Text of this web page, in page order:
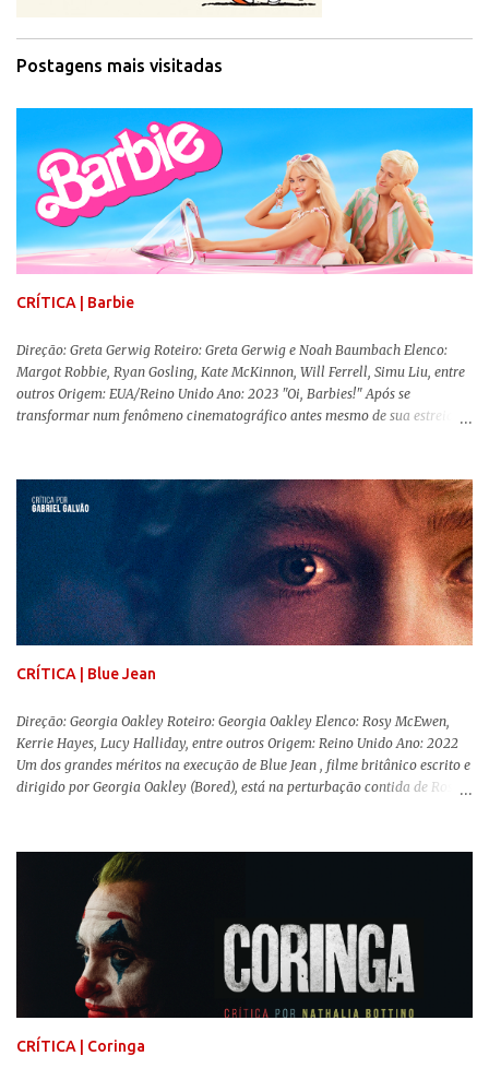
Postagens mais visitadas
CRÍTICA | Barbie
Direção: Greta Gerwig Roteiro: Greta Gerwig e Noah Baumbach Elenco:
Margot Robbie, Ryan Gosling, Kate McKinnon, Will Ferrell, Simu Liu, entre
outros Origem: EUA/Reino Unido Ano: 2023 "Oi, Barbies!" Após se
transformar num fenômeno cinematográfico antes mesmo de sua estreia,
lançamento, posso afirmar que o longa, dirigido por Greta Gerwig (
Adoráveis Mulheres ) prometeu tudo e entregou mais ainda, se provando o
filme do ano até aqui. Repleto de criatividade, humor e sem medo de não se
levar a sério, a produção aborda temas complexos com críticas potentes. Já
conhecida por sua filmografia feminista, Gerwig traz uma reflexão de
como a Barbie se encaixa no mundo moderno, desenvolvendo a
importância e o impacto, positivo ou negativo, da boneca na vida das
pessoas. Isso tudo com um sentimento de nostalgia multigeracional. Na
CRÍTICA | Blue Jean
Direção: Georgia Oakley Roteiro: Georgia Oakley Elenco: Rosy McEwen,
Kerrie Hayes, Lucy Halliday, entre outros Origem: Reino Unido Ano: 2022
Um dos grandes méritos na execução de Blue Jean , filme britânico escrito e
dirigido por Georgia Oakley (Bored), está na perturbação contida de Rosy
movimentos e falas, equilibrada numa frágil neutralidade entre seu
trabalho e seus afetos, passando noites bebendo e jogando sinuca com seu
grupo de amigas lésbicas e sua amante. É imperativo para ela que ambos
os mundos não se cruzem de modo algum, pois o período histórico no qual
a história se passa - 1988 na Inglaterra - é de um contexto profundamente
conservador e hostil a pessoas queer. Com o governo liderado pela então
primeira-ministra Margaret Tatcher usando recursos supostamente
constitucionais para mobilizar campanhas agressivas ao modo de vida
CRÍTICA | Coringa